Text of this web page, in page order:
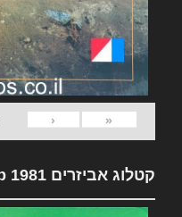
«
‹
קטלוג אביזרים 1981 Jeep